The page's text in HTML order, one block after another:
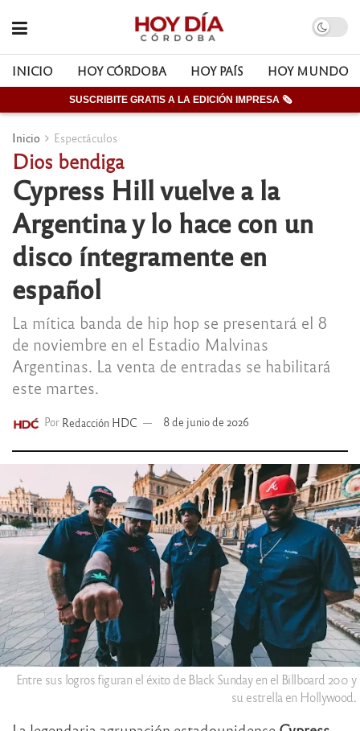
INICIO HOY CÓRDOBA HOY PAÍS HOY MUNDO
SUSCRIBITE GRATIS A LA EDICIÓN IMPRESA 🗞
Inicio Espectáculos
Dios bendiga
Cypress Hill vuelve a la
Argentina y lo hace con un
disco íntegramente en
español
La mítica banda de hip hop se presentará el 8
de noviembre en el Estadio Malvinas
Argentinas. La venta de entradas se habilitará
este martes.
Por Redacción HDC 8 de junio de 2026
Entre sus logros figuran el éxito de Black Sunday en el Billboard 200 y
su estrella en Hollywood.